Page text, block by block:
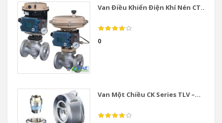
Van Điều Khiển Điện Khí Nén CT...
0
Van Một Chiều CK Series TLV –...